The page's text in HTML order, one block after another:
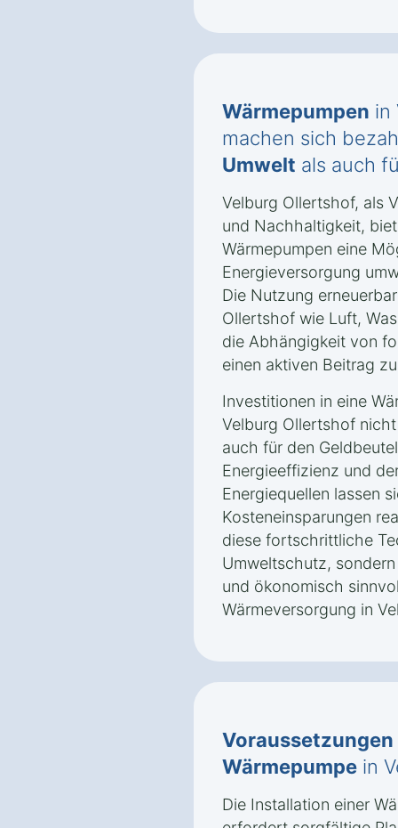
Wärmepumpen in
machen sich
Umwelt als auch
Velburg Ollertshof, als
und Nachhaltigkeit,
Wärmepumpen eine
Energieversorgung
Die Nutzung
Ollertshof wie Luft,
die Abhängigkeit von
einen aktiven Beitrag
Investitionen in eine
Velburg Ollertshof
auch für den
Energieeffizienz und
Energiequellen lassen
Kosteneinsparungen
diese fortschrittliche
Umweltschutz,
und ökonomisch
Wärmeversorgung in
Voraussetzungen
Wärmepumpe in
Die Installation einer